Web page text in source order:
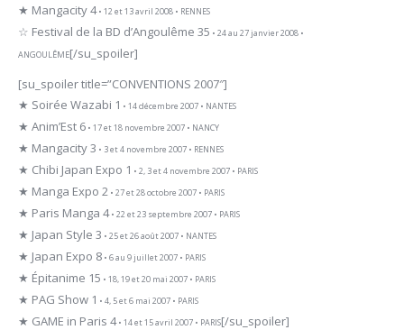
★ Mangacity 4• 12 et 13 avril 2008 • RENNES
☆ Festival de la BD d’Angoulême 35 • 24 au 27 janvier 2008 •
ANGOULÊME[/su_spoiler]
[su_spoiler title=”CONVENTIONS 2007″]
★ Soirée Wazabi 1 • 14 décembre 2007 • NANTES
★ Anim’Est 6 • 17 et 18 novembre 2007 • NANCY
★ Mangacity 3 • 3 et 4 novembre 2007 • RENNES
★ Chibi Japan Expo 1 • 2, 3 et 4 novembre 2007 • PARIS
★ Manga Expo 2 • 27 et 28 octobre 2007 • PARIS
★ Paris Manga 4• 22 et 23 septembre 2007 • PARIS
★ Japan Style 3 • 25 et 26 août 2007 • NANTES
★ Japan Expo 8 • 6 au 9 juillet 2007 • PARIS
★ Épitanime 15 • 18, 19 et 20 mai 2007 • PARIS
★ PAG Show 1 • 4, 5 et 6 mai 2007 • PARIS
★ GAME in Paris 4• 14 et 15 avril 2007 • PARIS[/su_spoiler]